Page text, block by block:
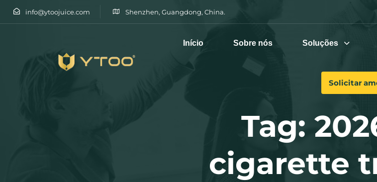
info@ytoojuice.com Shenzhen, Guangdong, China.
Escreva e prima enter
Início Sobre nós Soluções
Solicitar
Tag:
cigarette